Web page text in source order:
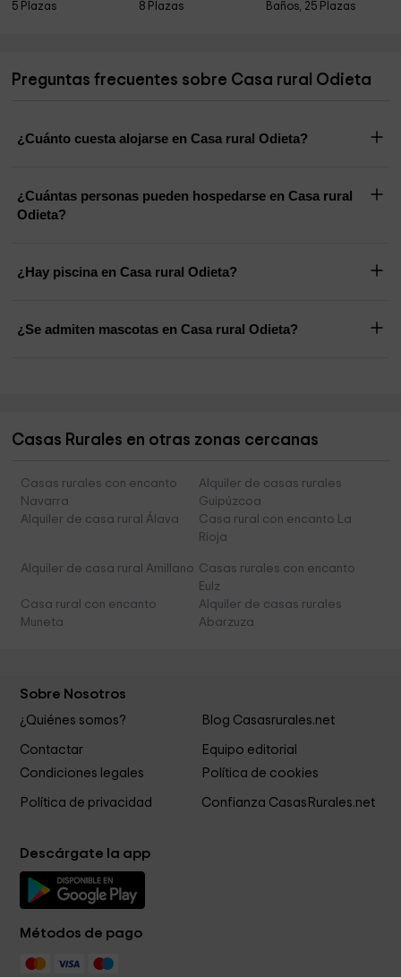
5 Plazas
8 Plazas
Baños, 25 Plazas
Preguntas frecuentes sobre Casa rural Odieta
¿Cuánto cuesta alojarse en Casa rural Odieta?
¿Cuántas personas pueden hospedarse en Casa rural
Odieta?
¿Hay piscina en Casa rural Odieta?
¿Se admiten mascotas en Casa rural Odieta?
Casas Rurales en otras zonas cercanas
Casas rurales con encanto
Navarra
Alquiler de casas rurales
Guipúzcoa
Alquiler de casa rural Álava
Casa rural con encanto La
Rioja
Alquiler de casa rural Amillano Casas rurales con encanto
Eulz
Casa rural con encanto
Muneta
Alquiler de casas rurales
Abarzuza
Sobre Nosotros
¿Quiénes somos? Blog Casasrurales.net
Contactar
Equipo editorial
Condiciones legales
Política de cookies
Política de privacidad Confianza CasasRurales.net
Descárgate la app
Métodos de pago